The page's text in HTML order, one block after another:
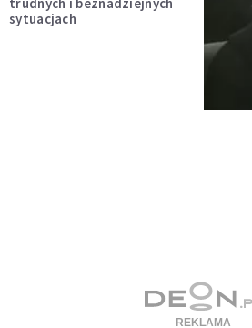
trudnych i beznadziejnych
sytuacjach